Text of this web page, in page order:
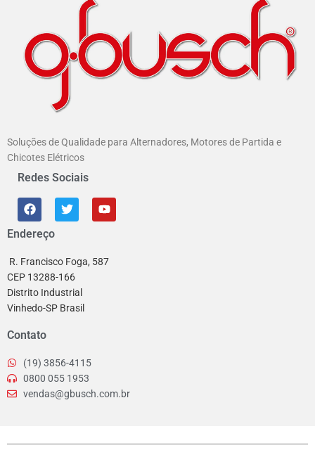
Soluções de Qualidade para Alternadores, Motores de Partida e
Chicotes Elétricos
Redes Sociais
Endereço
R. Francisco Foga, 587
CEP 13288-166
Distrito Industrial
Vinhedo-SP Brasil
Contato
(19) 3856-4115
0800 055 1953
vendas@gbusch.com.br